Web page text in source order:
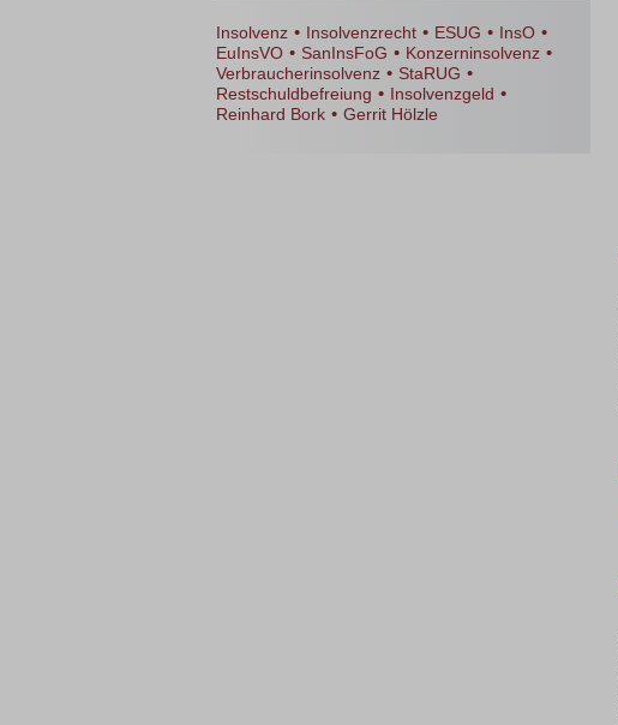
Insolvenz • Insolvenzrecht • ESUG • InsO •
EuInsVO • SanInsFoG • Konzerninsolvenz •
Verbraucherinsolvenz • StaRUG •
Restschuldbefreiung • Insolvenzgeld •
Reinhard Bork • Gerrit Hölzle